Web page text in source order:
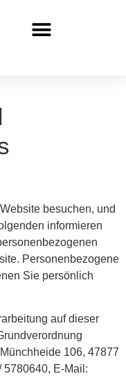
besuchen, und
informieren
Personenbezogene
Sie persönlich
auf dieser
106, 47877
5780640, E-Mail: